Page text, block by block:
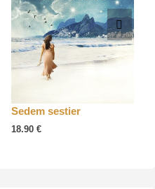
Sedem sestier
18.90€